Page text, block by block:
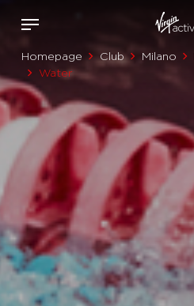
Homepage Club Milano
Water